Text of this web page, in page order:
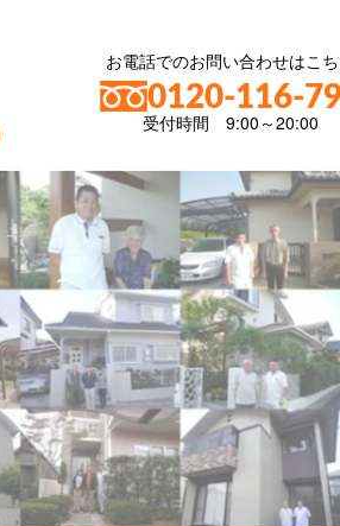
お電話でのお問い合わせはこ
0120-116-
受付時間 9:00～20:00